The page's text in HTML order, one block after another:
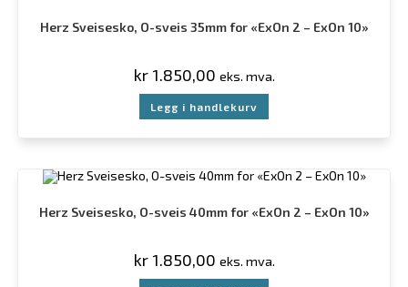
Herz Sveisesko, O-sveis 35mm for «ExOn 2 – ExOn 10»
kr1.850,00 eks. mva.
Legg i handlekurv
Herz Sveisesko, O-sveis 40mm for «ExOn 2 – ExOn 10»
kr1.850,00 eks. mva.